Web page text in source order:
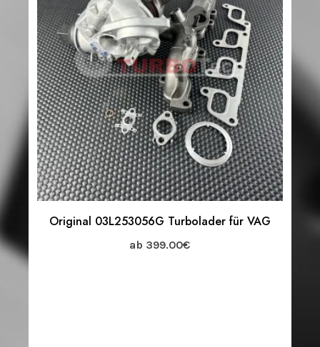
Original 03L253056G Turbolader für VAG
ab 399.00€